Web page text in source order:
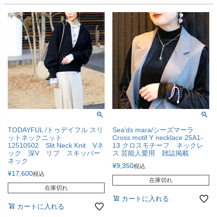
TODAYFUL /トゥデイフル スリ
ットネックニット
12510502 Slit Neck Knit Vネ
ック 深V リブ スキッパー
ネック
¥17,600税込
在庫切れ
カートに入れる
Sea'ds mara/シーズマーラ
Cross motif Y necklace 25A1-
13 クロスモチーフ ネックレ
ス 芸能人愛用 雑誌掲載
¥9,350税込
在庫切れ
カートに入れる